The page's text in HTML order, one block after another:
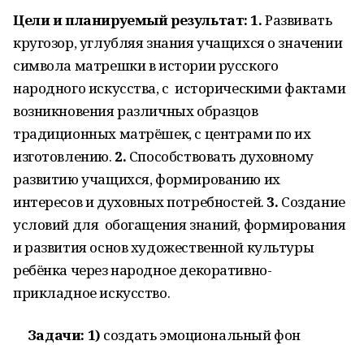
Цели и планируемый результат: 1.Развивать
кругозор, углубляя знания учащихся о значении
символа матрешки в истории русского
народного искусства, с историческими фактами
возникновения различных образцов
традиционных матрёшек, с центрами по их
изготовлению. 2. Способствовать духовному
развитию учащихся, формированию их
интересов и духовных потребностей. 3. Создание
условий для обогащения знаний, формирования
и развития основ художественной культуры
ребёнка через народное декоративно-
прикладное искусство.
Задачи: 1) создать эмоциональный фон